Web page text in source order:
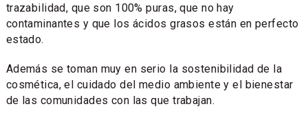
trazabilidad, que son 100% puras, que no hay
contaminantes y que los ácidos grasos están en perfecto
estado.
Además se toman muy en serio la sostenibilidad de la
cosmética, el cuidado del medio ambiente y el bienestar
de las comunidades con las que trabajan.